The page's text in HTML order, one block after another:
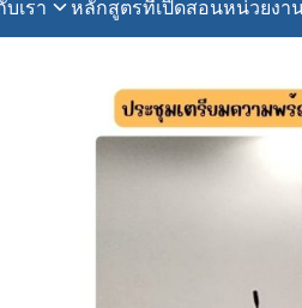
บเรา หลักสูตรที่เปิดสอนหน่วยงา